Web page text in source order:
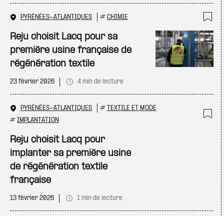
PYRÉNÉES-ATLANTIQUES # CHIMIE
Reju choisit Lacq pour sa
première usine française de
régénération textile
23 février 2026 4 min de lecture
PYRÉNÉES-ATLANTIQUES # TEXTILE ET MODE
# IMPLANTATION
Reju choisit Lacq pour
implanter sa première usine
de régénération textile
française
13 février 2026 1 min de lecture